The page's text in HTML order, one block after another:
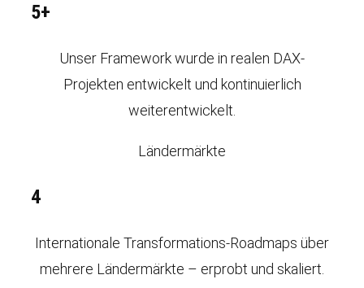
5+
Unser Framework wurde in realen DAX-
Projekten entwickelt und kontinuierlich
weiterentwickelt.
Ländermärkte
4
Internationale Transformations-Roadmaps über
mehrere Ländermärkte – erprobt und skaliert.